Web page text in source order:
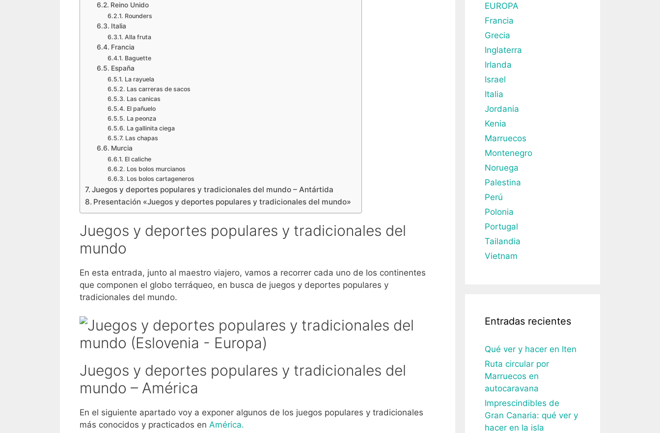
Reino Unido
Rounders
Italia
Alla fruta
Francia
Baguette
España
La rayuela
Las carreras de sacos
Las canicas
El pañuelo
La peonza
La gallinita ciega
Las chapas
Murcia
El caliche
Los bolos murcianos
Los bolos cartageneros
Juegos y deportes populares y tradicionales del mundo – Antártida
Presentación «Juegos y deportes populares y tradicionales del mundo»
Juegos y deportes populares y tradicionales del
mundo
En esta entrada, junto al maestro viajero, vamos a recorrer cada uno de los continentes
que componen el globo terráqueo, en busca de juegos y deportes populares y
tradicionales del mundo.
Juegos y deportes populares y tradicionales del
mundo – América
En el siguiente apartado voy a exponer algunos de los juegos populares y tradicionales
más conocidos y practicados en América.
EUROPA
Francia
Grecia
Inglaterra
Irlanda
Israel
Italia
Jordania
Kenia
Marruecos
Montenegro
Noruega
Palestina
Perú
Polonia
Portugal
Tailandia
Vietnam
Entradas recientes
Qué ver y hacer en Iten
Ruta circular por
Marruecos en
autocaravana
Imprescindibles de
Gran Canaria: qué ver y
hacer en la isla